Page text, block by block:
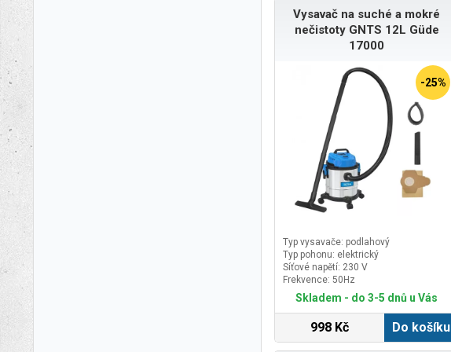
Vysavač na suché a mokré
nečistoty GNTS 12L Güde
17000
-25%
Typ vysavače: podlahový
Typ pohonu: elektrický
Síťové napětí: 230 V
Frekvence: 50Hz
Skladem - do 3-5 dnů u Vás
998 Kč Do košíku